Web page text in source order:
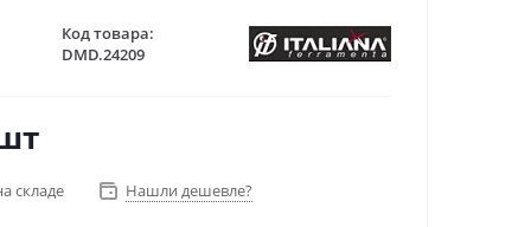
Код товара:
DMD.24209
складе Нашли дешевле?